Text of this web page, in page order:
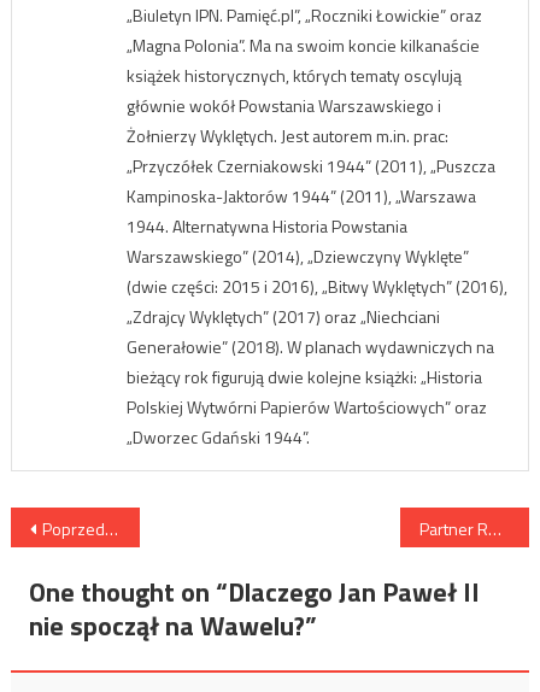
„Biuletyn IPN. Pamięć.pl”, „Roczniki Łowickie” oraz
„Magna Polonia”. Ma na swoim koncie kilkanaście
książek historycznych, których tematy oscylują
głównie wokół Powstania Warszawskiego i
Żołnierzy Wyklętych. Jest autorem m.in. prac:
„Przyczółek Czerniakowski 1944” (2011), „Puszcza
Kampinoska-Jaktorów 1944” (2011), „Warszawa
1944. Alternatywna Historia Powstania
Warszawskiego” (2014), „Dziewczyny Wyklęte”
(dwie części: 2015 i 2016), „Bitwy Wyklętych” (2016),
„Zdrajcy Wyklętych” (2017) oraz „Niechciani
Generałowie” (2018). W planach wydawniczych na
bieżący rok figurują dwie kolejne książki: „Historia
Polskiej Wytwórni Papierów Wartościowych” oraz
„Dworzec Gdański 1944”.
Nawigacja
wpisu
Poprzedni wpis Partner Roberta Biedronia, Krzysztof Śmiszek o UE, Podatkach Uchodźcach i innych tematach
One thought on “Dlaczego Jan Paweł II
nie spoczął na Wawelu?”